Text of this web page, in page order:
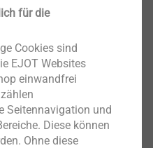
für die
Cookies sind
EJOT Websites
einwandfrei
Seitennavigation und
Diese können
Ohne diese